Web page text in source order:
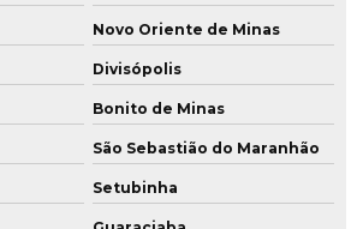
Novo Oriente de Minas
Divisópolis
Bonito de Minas
São Sebastião do Maranhão
Setubinha